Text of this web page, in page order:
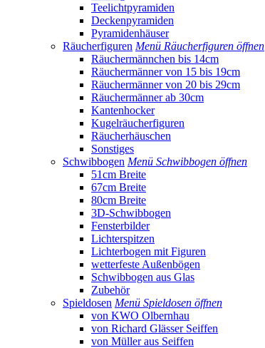
Teelichtpyramiden
Deckenpyramiden
Pyramidenhäuser
Räucherfiguren Menü Räucherfiguren öffnen
Räuchermännchen bis 14cm
Räuchermänner von 15 bis 19cm
Räuchermänner von 20 bis 29cm
Räuchermänner ab 30cm
Kantenhocker
Kugelräucherfiguren
Räucherhäuschen
Sonstiges
Schwibbogen Menü Schwibbogen öffnen
51cm Breite
67cm Breite
80cm Breite
3D-Schwibbogen
Fensterbilder
Lichterspitzen
Lichterbogen mit Figuren
wetterfeste Außenbögen
Schwibbogen aus Glas
Zubehör
Spieldosen Menü Spieldosen öffnen
von KWO Olbernhau
von Richard Glässer Seiffen
von Müller aus Seiffen